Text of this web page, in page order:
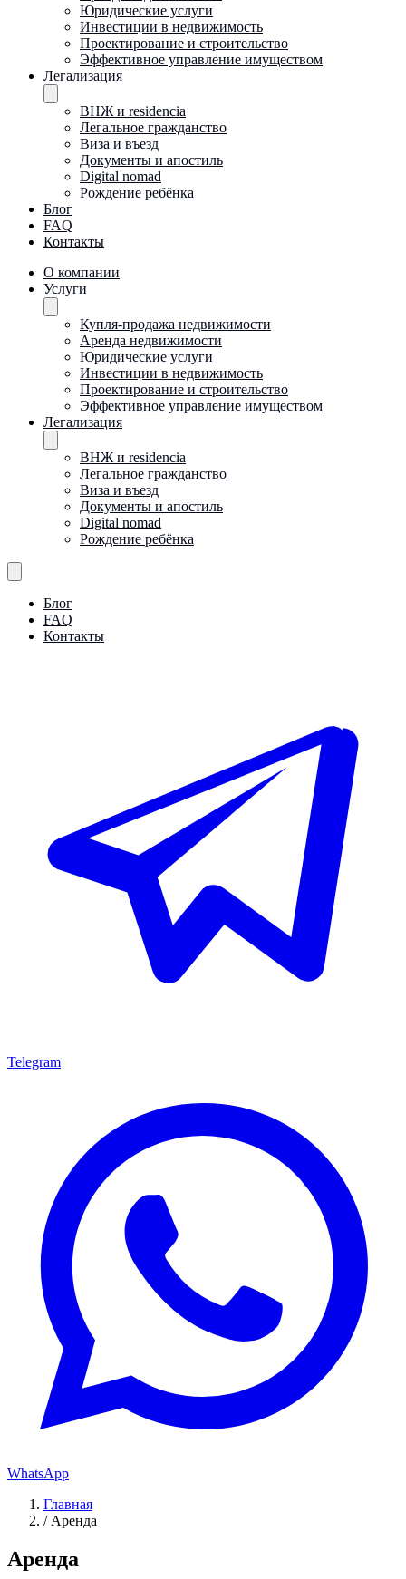
Юридические услуги
Инвестиции в недвижимость
Проектирование и строительство
Эффективное управление имуществом
Легализация
ВНЖ и residencia
Легальное гражданство
Виза и въезд
Документы и апостиль
Digital nomad
Рождение ребёнка
Блог
FAQ
Контакты
О компании
Услуги
Купля-продажа недвижимости
Аренда недвижимости
Юридические услуги
Инвестиции в недвижимость
Проектирование и строительство
Эффективное управление имуществом
Легализация
ВНЖ и residencia
Легальное гражданство
Виза и въезд
Документы и апостиль
Digital nomad
Рождение ребёнка
Блог
FAQ
Контакты
Telegram
WhatsApp
Главная
/ Аренда
Аренда